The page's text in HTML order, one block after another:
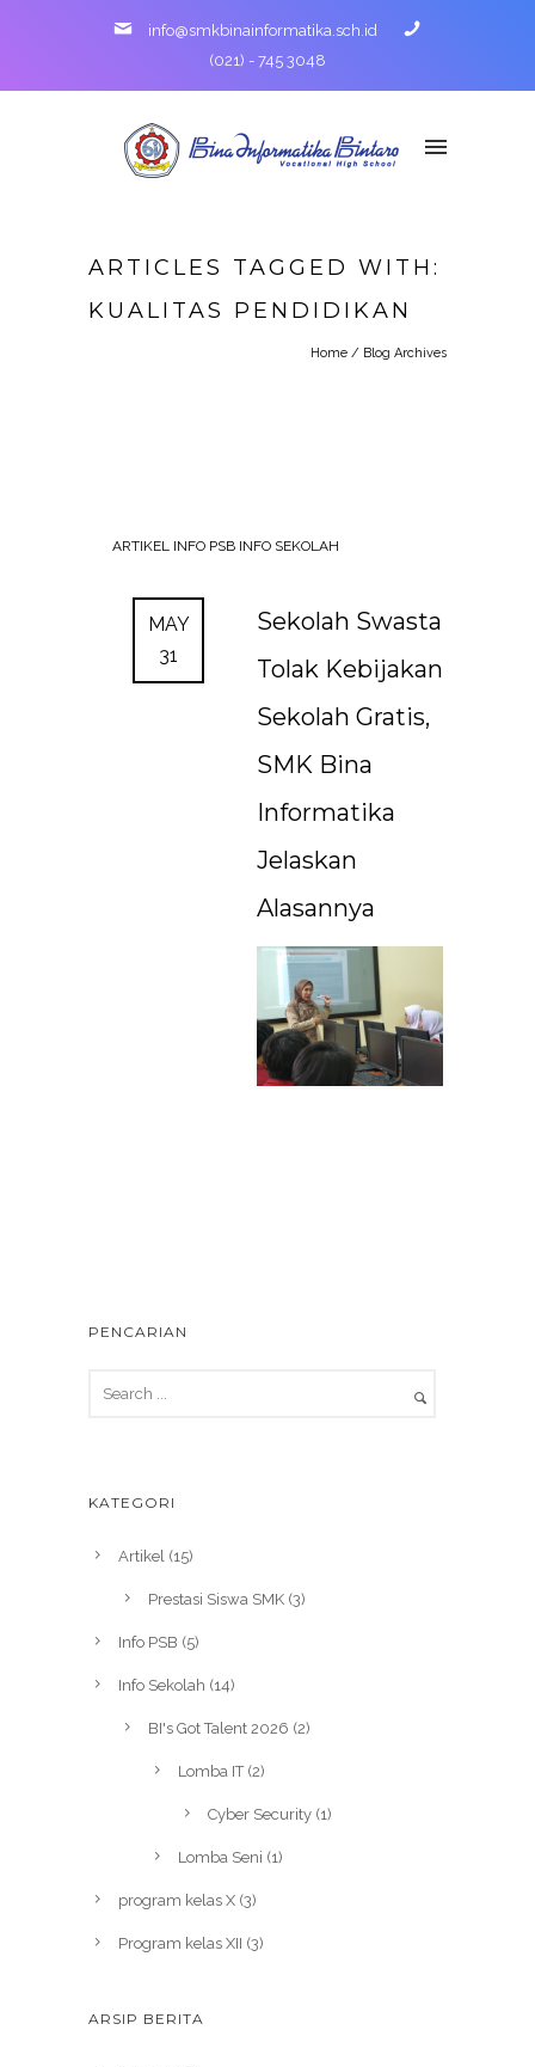
info@smkbinainformatika.sch.id
(021) - 745 3048
ARTICLES TAGGED WITH:
KUALITAS PENDIDIKAN
Home / Blog Archives
ARTIKEL INFO PSB INFO SEKOLAH
MAY
31
Sekolah Swasta
Tolak Kebijakan
Sekolah Gratis,
SMK Bina
Informatika
Jelaskan
Alasannya
PENCARIAN
KATEGORI
Artikel (15)
Prestasi Siswa SMK (3)
Info PSB (5)
Info Sekolah (14)
BI's Got Talent 2026 (2)
Lomba IT(2)
Cyber Security (1)
Lomba Seni (1)
program kelas X (3)
Program kelas XII (3)
ARSIP BERITA